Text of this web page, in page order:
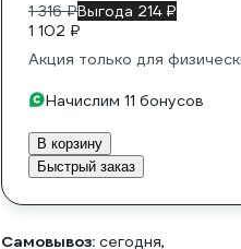
1 316 ₽Выгода 214 ₽
1 102 ₽
Акция только для
Начислим 11 бонусов
В корзину
Быстрый заказ
Самовывоз: сегодня,